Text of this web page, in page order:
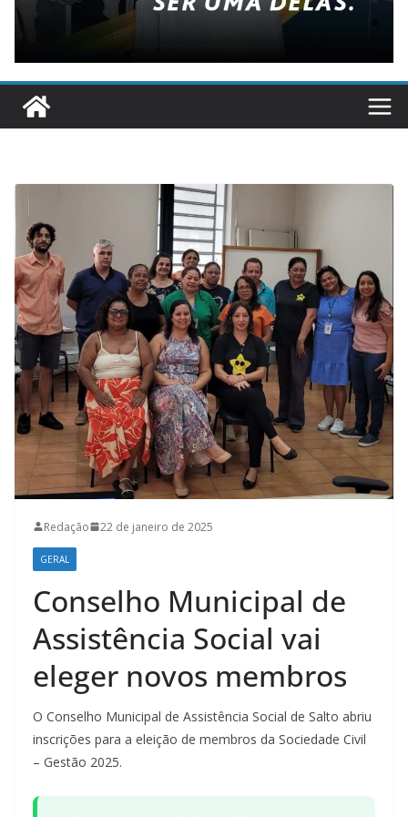
Redação 22 de janeiro de 2025
GERAL
Conselho Municipal de
Assistência Social vai
eleger novos membros
O Conselho Municipal de Assistência Social de Salto abriu
inscrições para a eleição de membros da Sociedade Civil
– Gestão 2025.